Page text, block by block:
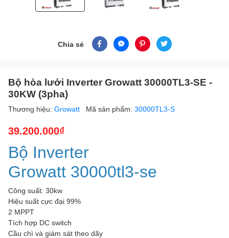
Chia sẻ
Bộ hòa lưới Inverter Growatt 30000TL3-SE -
30KW (3pha)
Thương hiệu: Growatt Mã sản phẩm: 30000TL3-S
39.200.000₫
Bộ Inverter
Growatt 30000tl3-se
Công suất: 30kw
Hiệu suất cực đại 99%
2 MPPT
Tích hợp DC switch
Cầu chì và giám sát theo dãy